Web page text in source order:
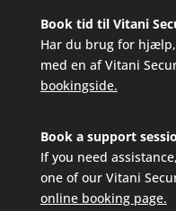
Book tid til Vitani
Har du brug for
med en af Vitani
bookingside.
Book a support
If you need
one of our Vitani
online booking page.